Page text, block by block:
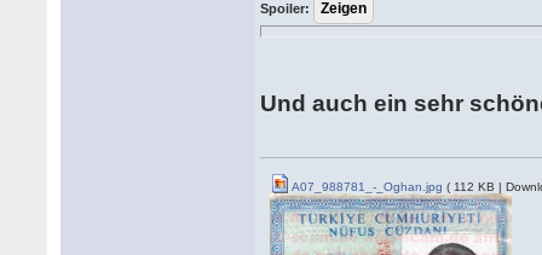
Spoiler:
Und auch ein sehr
A07_988781_-_Oghan.jpg ( 112 KB |